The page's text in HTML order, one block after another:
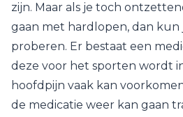
zijn. Maar als je toch
gaan met hardlopen, dan kun
proberen. Er bestaat een
deze voor het sporten wordt
hoofdpijn vaak kan
de medicatie weer kan gaan